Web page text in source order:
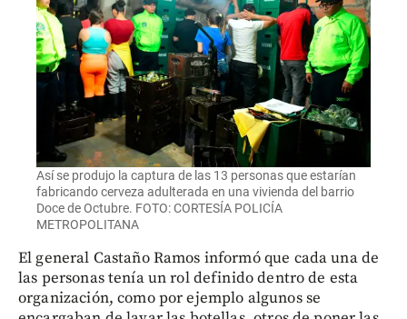
Así se produjo la captura de las 13 personas que estarían
fabricando cerveza adulterada en una vivienda del barrio
Doce de Octubre. FOTO: CORTESÍA POLICÍA
METROPOLITANA
El general Castaño Ramos informó que cada una de
las personas tenía un rol definido dentro de esta
organización, como por ejemplo algunos se